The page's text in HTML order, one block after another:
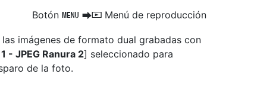
Botón G UD Menú de reproducción
imágenes de formato dual grabadas con
- JPEG Ranura 2] seleccionado para
de la foto.